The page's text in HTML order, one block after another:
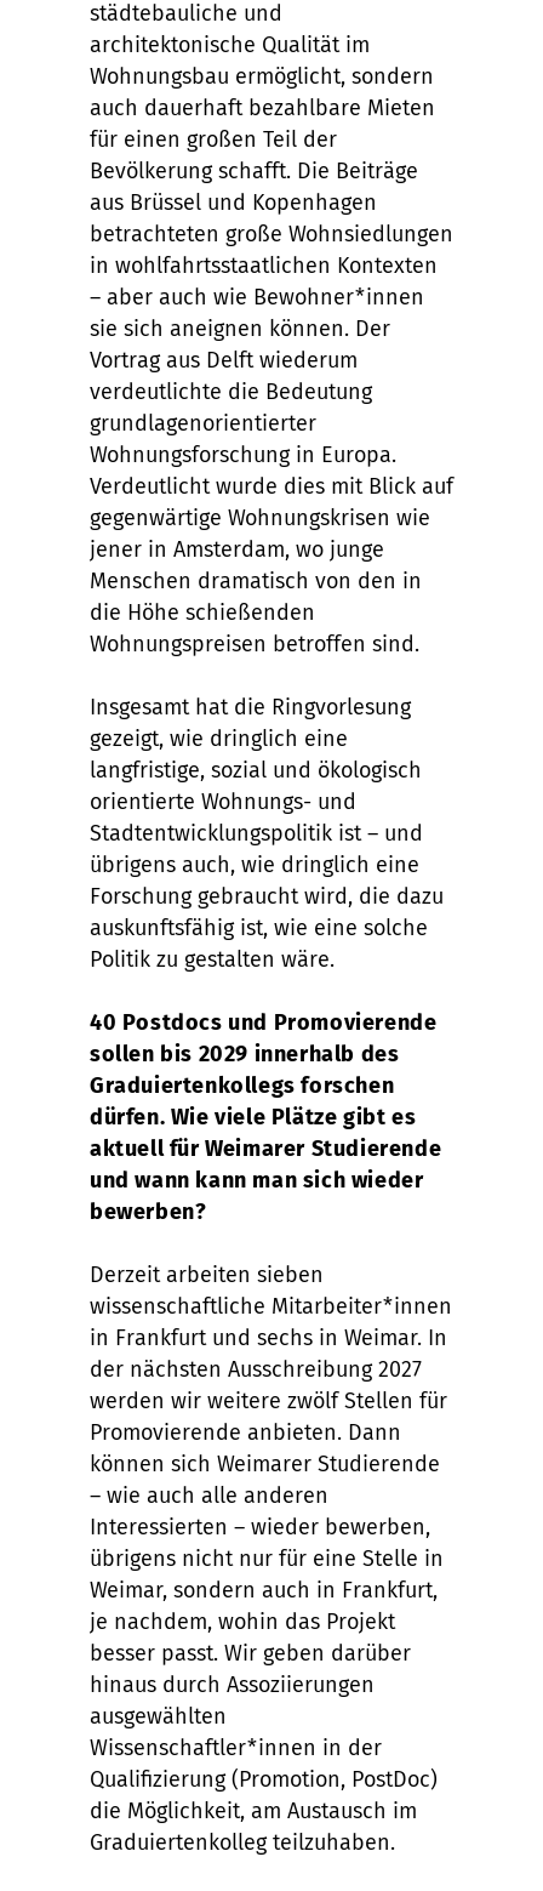
städtebauliche und
architektonische Qualität im
Wohnungsbau ermöglicht, sondern
auch dauerhaft bezahlbare Mieten
für einen großen Teil der
Bevölkerung schafft. Die Beiträge
aus Brüssel und Kopenhagen
betrachteten große Wohnsiedlungen
in wohlfahrtsstaatlichen Kontexten
– aber auch wie Bewohner*innen
sie sich aneignen können. Der
Vortrag aus Delft wiederum
verdeutlichte die Bedeutung
grundlagenorientierter
Wohnungsforschung in Europa.
Verdeutlicht wurde dies mit Blick auf
gegenwärtige Wohnungskrisen wie
jener in Amsterdam, wo junge
Menschen dramatisch von den in
die Höhe schießenden
Wohnungspreisen betroffen sind.
Insgesamt hat die Ringvorlesung
gezeigt, wie dringlich eine
langfristige, sozial und ökologisch
orientierte Wohnungs- und
Stadtentwicklungspolitik ist – und
übrigens auch, wie dringlich eine
Forschung gebraucht wird, die dazu
auskunftsfähig ist, wie eine solche
Politik zu gestalten wäre.
40 Postdocs und Promovierende
sollen bis 2029 innerhalb des
Graduiertenkollegs forschen
dürfen. Wie viele Plätze gibt es
aktuell für Weimarer Studierende
und wann kann man sich wieder
bewerben?
Derzeit arbeiten sieben
wissenschaftliche Mitarbeiter*innen
in Frankfurt und sechs in Weimar. In
der nächsten Ausschreibung 2027
werden wir weitere zwölf Stellen für
Promovierende anbieten. Dann
können sich Weimarer Studierende
– wie auch alle anderen
Interessierten – wieder bewerben,
übrigens nicht nur für eine Stelle in
Weimar, sondern auch in Frankfurt,
je nachdem, wohin das Projekt
besser passt. Wir geben darüber
hinaus durch Assoziierungen
ausgewählten
Wissenschaftler*innen in der
Qualifizierung (Promotion, PostDoc)
die Möglichkeit, am Austausch im
Graduiertenkolleg teilzuhaben.